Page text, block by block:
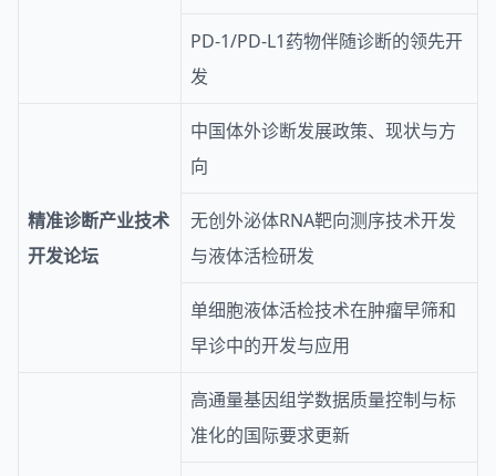
PD-1/PD-L1药物伴随诊断的领先开
发
精准诊断产业技术
开发论坛
中国体外诊断发展政策、现状与方
向
无创外泌体RNA靶向测序技术开发
与液体活检研发
单细胞液体活检技术在肿瘤早筛和
早诊中的开发与应用
高通量基因组学数据质量控制与标
准化的国际要求更新